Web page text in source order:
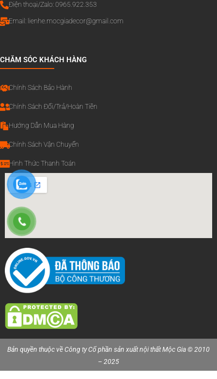
Điện thoại/Zalo: 0965.922.353
Email: lienhe.mocgiadecor@gmail.com
CHĂM SÓC KHÁCH HÀNG
Chính Sách Bảo Hành
Chính Sách Đổi/Trả/Hoàn Tiền
Hướng Dẫn Mua Hàng
Chính Sách Vận Chuyển
Hình Thức Thanh Toán
Bản quyền thuộc về Công ty Cổ phần sản xuất nội thất Mộc Gia © 2010
– 2025